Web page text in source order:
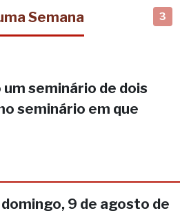
Semana 3
seminário de dois
seminário em que
domingo, 9 de agosto de